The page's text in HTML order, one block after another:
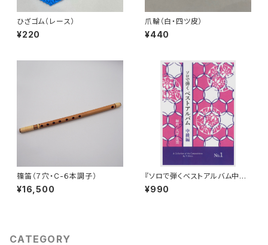
ひざゴム（レース）
¥220
爪輪（白・四ツ皮）
¥440
篠笛（７穴・C-６本調子）
¥16,500
『ソロで弾くベストアルバム中級
編 No.1 』
¥990
CATEGORY